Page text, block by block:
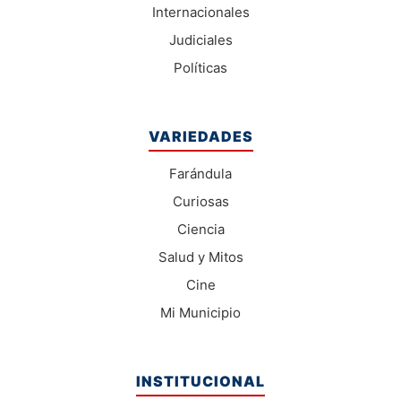
Internacionales
Judiciales
Políticas
VARIEDADES
Farándula
Curiosas
Ciencia
Salud y Mitos
Cine
Mi Municipio
INSTITUCIONAL